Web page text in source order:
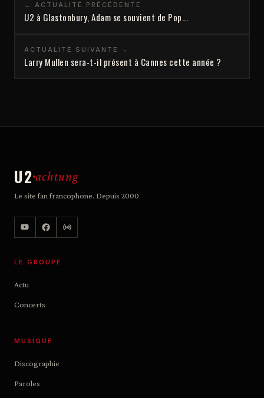
← ACTUALITÉ PRÉCÉDENTE
U2 à Glastonbury, Adam se souvient de Pop...
ACTUALITÉ SUIVANTE →
Larry Mullen sera-t-il présent à Cannes cette année ?
U2 achtung
Le site fan francophone. Depuis 2000
LE GROUPE
Actu
Concerts
MUSIQUE
Discographie
Paroles